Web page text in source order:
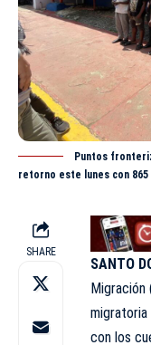
Puntos
retorno este lunes con
SHARE
SANTO
Migración
con los